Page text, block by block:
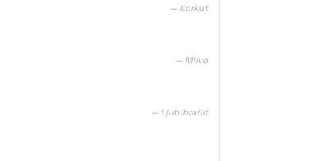
— Korkut
— Mlivo
— Ljubibratić